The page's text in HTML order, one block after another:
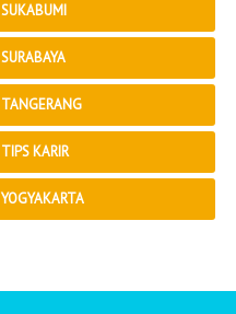
SUKABUMI
SURABAYA
TANGERANG
TIPS KARIR
YOGYAKARTA